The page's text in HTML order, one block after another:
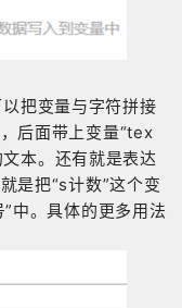
把变量与字符拼接
后面带上变量“tex
本。还有就是表达
是把“s计数”这个变
中。具体的更多用法